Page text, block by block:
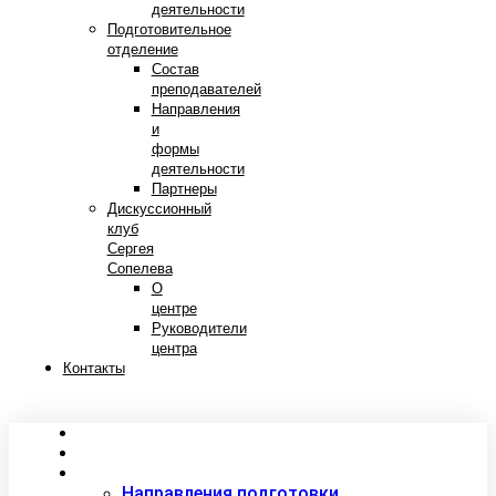
деятельности
Подготовительное
отделение
Состав
преподавателей
Направления
и
формы
деятельности
Партнеры
Дискуссионный
клуб
Сергея
Сопелева
О
центре
Руководители
центра
Контакты